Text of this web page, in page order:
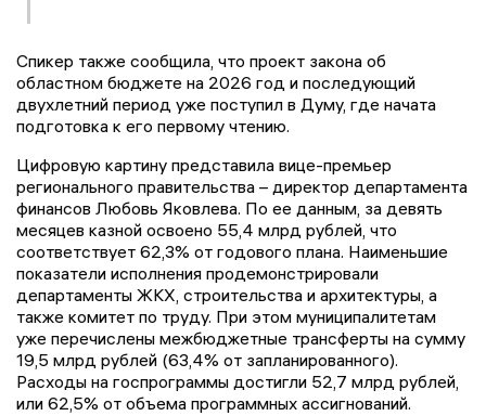
Спикер также сообщила, что проект закона об
областном бюджете на 2026 год и последующий
двухлетний период уже поступил в Думу, где начата
подготовка к его первому чтению.
Цифровую картину представила вице-премьер
регионального правительства – директор департамента
финансов Любовь Яковлева. По ее данным, за девять
месяцев казной освоено 55,4 млрд рублей, что
соответствует 62,3% от годового плана. Наименьшие
показатели исполнения продемонстрировали
департаменты ЖКХ, строительства и архитектуры, а
также комитет по труду. При этом муниципалитетам
уже перечислены межбюджетные трансферты на сумму
19,5 млрд рублей (63,4% от запланированного).
Расходы на госпрограммы достигли 52,7 млрд рублей,
или 62,5% от объема программных ассигнований.